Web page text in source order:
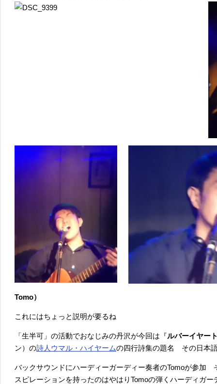
Tomo）
これにはちょっと説明が要るね
「生半可」の活動でおなじみの丹沢が今回は『ルバーイヤー
ン）の詩人 ウマル・ハイヤームの四行詩集の題名 その日本
バックサウンドにハーディーガーディー奏者のTomoが参加
スピレーションを持ったのはやはりTomoの弾くハーディガ